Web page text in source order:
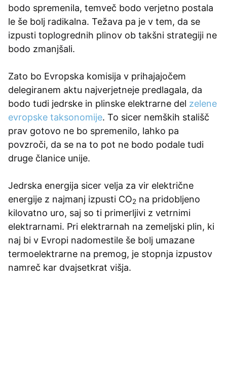
bodo spremenila, temveč bodo verjetno postala
le še bolj radikalna. Težava pa je v tem, da se
izpusti toplogrednih plinov ob takšni strategiji ne
bodo zmanjšali.
Zato bo Evropska komisija v prihajajočem
delegiranem aktu najverjetneje predlagala, da
bodo tudi jedrske in plinske elektrarne del zelene
evropske taksonomije. To sicer nemških stališč
prav gotovo ne bo spremenilo, lahko pa
povzroči, da se na to pot ne bodo podale tudi
druge članice unije.
Jedrska energija sicer velja za vir električne
energije z najmanj izpusti CO2 na pridobljeno
kilovatno uro, saj so ti primerljivi z vetrnimi
elektrarnami. Pri elektrarnah na zemeljski plin, ki
naj bi v Evropi nadomestile še bolj umazane
termoelektrarne na premog, je stopnja izpustov
namreč kar dvajsetkrat višja.